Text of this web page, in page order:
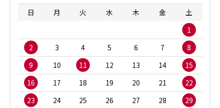
日
月 火 水 木 金
土
1
2
3 4 5 6 7
8
9
10 11 12 13 14
15
16
17 18 19 20 21
22
23
24 25 26 27 28
29